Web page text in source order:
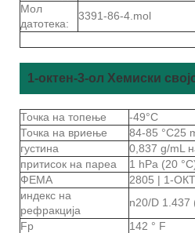
Мол
датотека:
3391-86-4.mol
1-октен-3-ол Хемиски
Точка на топење
-49°C
Точка на вриење
84-85 °C25
густина
0,837 g/mL
притисок на пареа
1 hPa (20
ФЕМА
2805 | 1-
индекс на
рефракција
n20/D 1.437
Fp
142 ° F